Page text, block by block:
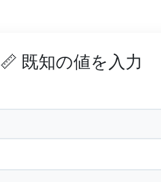
📏 既知の値を入力